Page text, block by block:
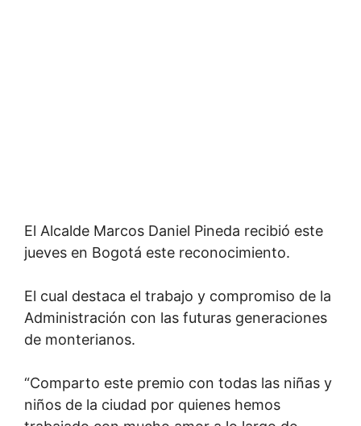
El Alcalde Marcos Daniel Pineda recibió este
jueves en Bogotá este reconocimiento.
El cual destaca el trabajo y compromiso de la
Administración con las futuras generaciones
de monterianos.
“Comparto este premio con todas las niñas y
niños de la ciudad por quienes hemos